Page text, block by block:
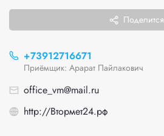
Поделится
+73912716671
Приёмщик: Арарат Пайлакович
office_vm@mail.ru
http://Втормет24.рф